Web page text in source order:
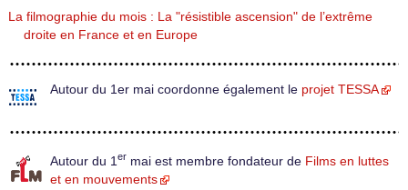
La filmographie du mois : La "résistible ascension" de l’extrême
droite en France et en Europe
Autour du 1er mai coordonne également le projet TESSA
Autour du 1 er mai est membre fondateur de Films en luttes
et en mouvements